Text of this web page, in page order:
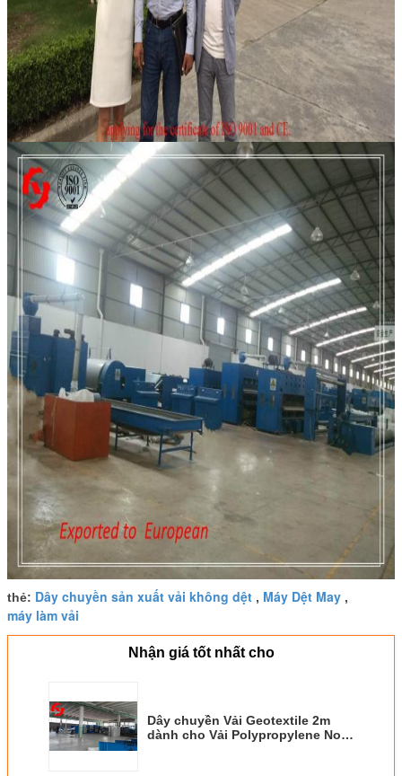
Gửi đi
thẻ: Dây chuyền sản xuất vải không dệt , Máy Dệt May ,
máy làm vải
Nhận giá tốt nhất cho
Dây chuyền Vải Geotextile 2m
dành cho Vải Polypropylene Non